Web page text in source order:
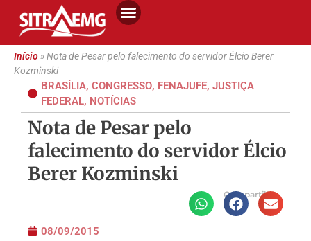
Início»Nota de Pesar pelo falecimento do servidor Élcio Berer
Kozminski
BRASÍLIA, CONGRESSO, FENAJUFE, JUSTIÇA
FEDERAL, NOTÍCIAS
Nota de Pesar pelo
falecimento do servidor Élcio
Berer Kozminski
Compartilhe
08/09/2015